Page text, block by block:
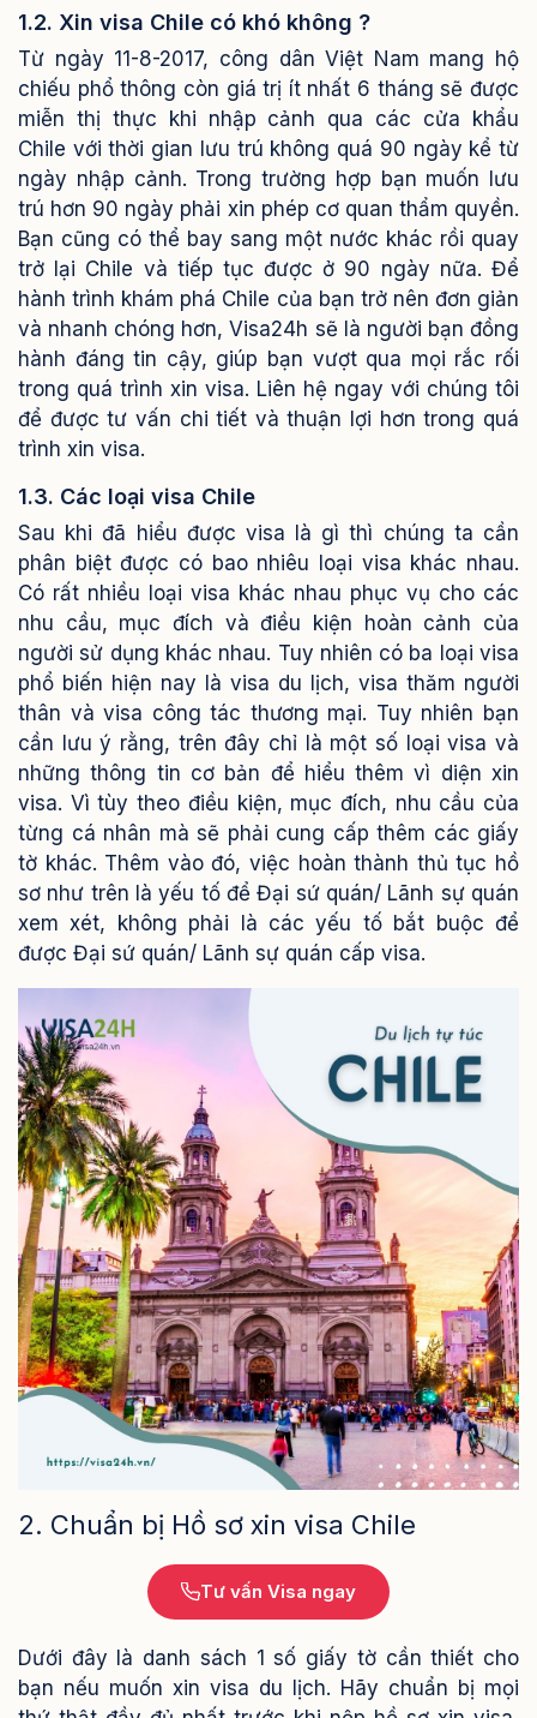
1.2. Xin visa Chile có khó không ?
Từ ngày 11-8-2017, công dân Việt Nam mang hộ
chiếu phổ thông còn giá trị ít nhất 6 tháng sẽ được
miễn thị thực khi nhập cảnh qua các cửa khẩu
Chile với thời gian lưu trú không quá 90 ngày kể từ
ngày nhập cảnh. Trong trường hợp bạn muốn lưu
trú hơn 90 ngày phải xin phép cơ quan thẩm quyền.
Bạn cũng có thể bay sang một nước khác rồi quay
trở lại Chile và tiếp tục được ở 90 ngày nữa. Để
hành trình khám phá Chile của bạn trở nên đơn giản
và nhanh chóng hơn, Visa24h sẽ là người bạn đồng
hành đáng tin cậy, giúp bạn vượt qua mọi rắc rối
trong quá trình xin visa. Liên hệ ngay với chúng tôi
để được tư vấn chi tiết và thuận lợi hơn trong quá
trình xin visa.
1.3. Các loại visa Chile
Sau khi đã hiểu được visa là gì thì chúng ta cần
phân biệt được có bao nhiêu loại visa khác nhau.
Có rất nhiều loại visa khác nhau phục vụ cho các
nhu cầu, mục đích và điều kiện hoàn cảnh của
người sử dụng khác nhau. Tuy nhiên có ba loại visa
phổ biến hiện nay là visa du lịch, visa thăm người
thân và visa công tác thương mại. Tuy nhiên bạn
cần lưu ý rằng, trên đây chỉ là một số loại visa và
những thông tin cơ bản để hiểu thêm vì diện xin
visa. Vì tùy theo điều kiện, mục đích, nhu cầu của
từng cá nhân mà sẽ phải cung cấp thêm các giấy
tờ khác. Thêm vào đó, việc hoàn thành thủ tục hồ
sơ như trên là yếu tố để Đại sứ quán/ Lãnh sự quán
xem xét, không phải là các yếu tố bắt buộc để
được Đại sứ quán/ Lãnh sự quán cấp visa.
2. Chuẩn bị Hồ sơ xin visa Chile
Tư vấn Visa ngay
Dưới đây là danh sách 1 số giấy tờ cần thiết cho
bạn nếu muốn xin visa du lịch. Hãy chuẩn bị mọi